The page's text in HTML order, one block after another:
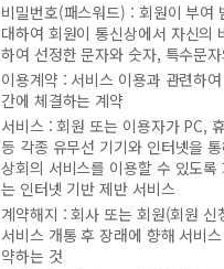
비밀번호(패스워드) : 회원이 부여
대하여 회원이 통신상에서 자신의
하여 선정한 문자와 숫자, 특수문
이용계약 : 서비스 이용과 관련하
간에 체결하는 계약
서비스 : 회원 또는 이용자가 PC,
등 각종 유무선 기기와 인터넷을
상회의 서비스를 이용할 수 있도록
는 인터넷 기반 제반 서비스
계약해지 : 회사 또는 회원(회원 신
서비스 개통 후 장래에 향해 서비
약하는 것